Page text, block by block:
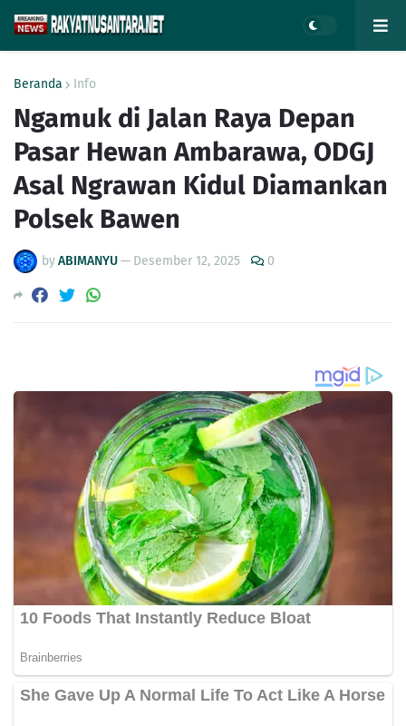
Beranda Info
Ngamuk di Jalan Raya Depan
Pasar Hewan Ambarawa, ODGJ
Asal Ngrawan Kidul Diamankan
Polsek Bawen
byABIMANYU— Desember 12, 2025 0